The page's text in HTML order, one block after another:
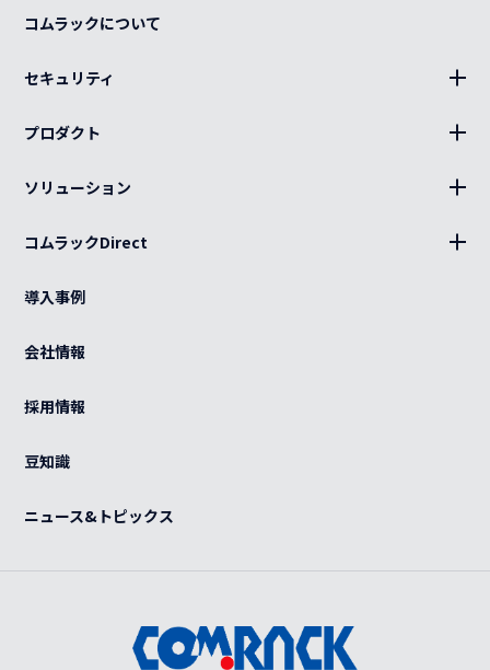
コムラックについて
セキュリティ
プロダクト
キャビネット、部材
分電盤
特注品
OEM
ソリューション
キッティング
熱対策
カスタマイズ
感染症対策
コムラックDirect
カート
ご利用ガイド
導入事例
会社情報
採用情報
豆知識
ニュース&トピックス